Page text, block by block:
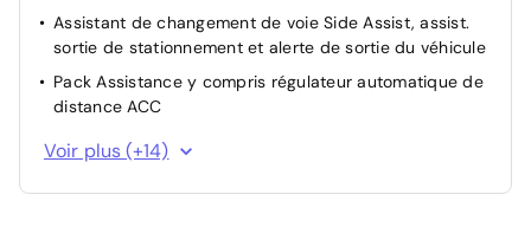
Assistant de changement de voie Side Assist, assist.
sortie de stationnement et alerte de sortie du véhicule
Pack Assistance y compris régulateur automatique de
distance ACC
Assistance au freinage d'urgence autonome Front
Assist avec système de détection des piétons et des
cyclistes
Voir plus (+14)